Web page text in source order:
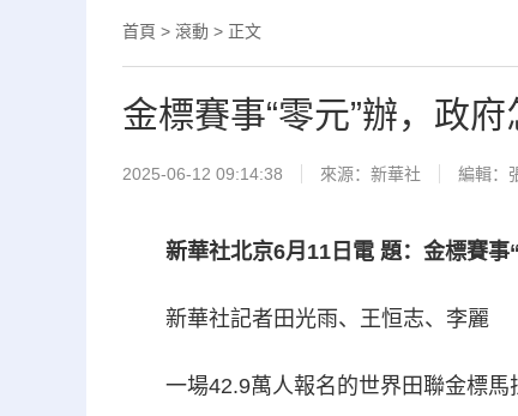
首頁 > 滾動 > 正文
金標賽事“零元”辦，政府
2025-06-12 09:14:38 來源：新華社 編輯：
新華社北京6月11日電 題：金標賽
新華社記者田光雨、王恒志、李麗
一場42.9萬人報名的世界田聯金標馬